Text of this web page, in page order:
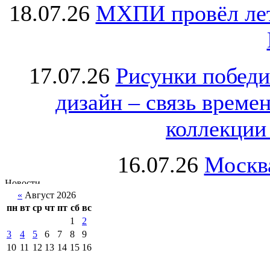
18.07.26 МХПИ провёл
17.07.26 Рисунки
дизайн – связь
16.07.26
« Август 2026
пн вт ср чт пт сб вс
1
2
3
4 5 6 7 8
9
10 11 12 13 14 15 16